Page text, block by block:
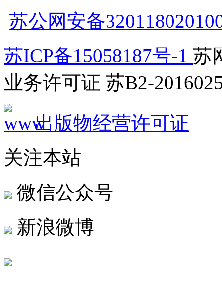
苏公网安备
苏ICP备15058187号-1 苏
业务许可证 苏B2-
出版物经营许可证
关注本站
微信公众号
新浪微博